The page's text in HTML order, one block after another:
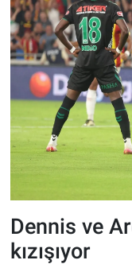
Dennis ve
kızışıyor